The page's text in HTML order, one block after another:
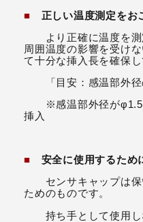
■ 正しい温度測定をお
より正確に温度を測
周囲温度の影響を受け
て十分な挿入長を確保し
「目安：感温部外径
※感温部外径がφ1.5
挿入
■ 安全に使用するため
センサキャップは保
ためのものです。
持ち手として使用し